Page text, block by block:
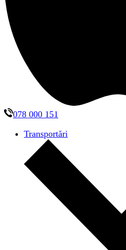
078 000 151
Transportări